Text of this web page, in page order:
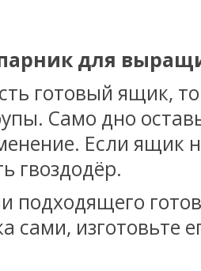
для
готовый ящик,
Само дно
Если ящик
гвоздодёр.
подходящего
сами, изготовьте